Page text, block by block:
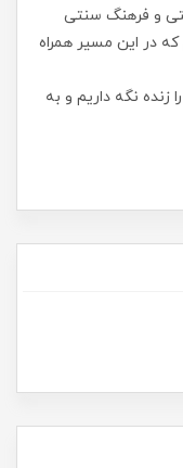
و فرهنگ سنتی
در این مسیر همراه
زنده نگه داریم و به